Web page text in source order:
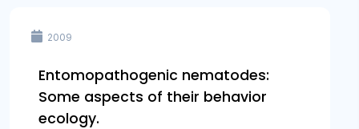
2009
Entomopathogenic nematodes:
Some aspects of their behavior
ecology.